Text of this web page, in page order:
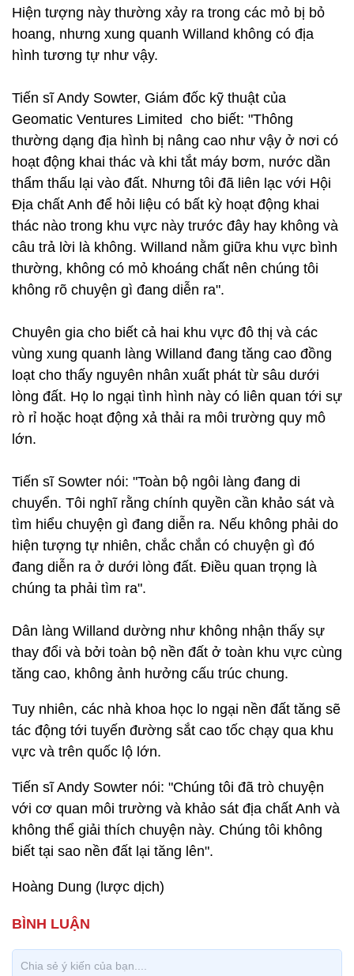
Hiện tượng này thường xảy ra trong các mỏ bị bỏ
hoang, nhưng xung quanh Willand không có địa
hình tương tự như vậy.
Tiến sĩ Andy Sowter, Giám đốc kỹ thuật của
Geomatic Ventures Limited cho biết: "Thông
thường dạng địa hình bị nâng cao như vậy ở nơi có
hoạt động khai thác và khi tắt máy bơm, nước dần
thẩm thấu lại vào đất. Nhưng tôi đã liên lạc với Hội
Địa chất Anh để hỏi liệu có bất kỳ hoạt động khai
thác nào trong khu vực này trước đây hay không và
câu trả lời là không. Willand nằm giữa khu vực bình
thường, không có mỏ khoáng chất nên chúng tôi
không rõ chuyện gì đang diễn ra".
Chuyên gia cho biết cả hai khu vực đô thị và các
vùng xung quanh làng Willand đang tăng cao đồng
loạt cho thấy nguyên nhân xuất phát từ sâu dưới
lòng đất. Họ lo ngại tình hình này có liên quan tới sự
rò rỉ hoặc hoạt động xả thải ra môi trường quy mô
lớn.
Tiến sĩ Sowter nói: "Toàn bộ ngôi làng đang di
chuyển. Tôi nghĩ rằng chính quyền cần khảo sát và
tìm hiểu chuyện gì đang diễn ra. Nếu không phải do
hiện tượng tự nhiên, chắc chắn có chuyện gì đó
đang diễn ra ở dưới lòng đất. Điều quan trọng là
chúng ta phải tìm ra".
Dân làng Willand dường như không nhận thấy sự
thay đổi và bởi toàn bộ nền đất ở toàn khu vực cùng
tăng cao, không ảnh hưởng cấu trúc chung.
Tuy nhiên, các nhà khoa học lo ngại nền đất tăng sẽ
tác động tới tuyến đường sắt cao tốc chạy qua khu
vực và trên quốc lộ lớn.
Tiến sĩ Andy Sowter nói: "Chúng tôi đã trò chuyện
với cơ quan môi trường và khảo sát địa chất Anh và
không thể giải thích chuyện này. Chúng tôi không
biết tại sao nền đất lại tăng lên".
Hoàng Dung (lược dịch)